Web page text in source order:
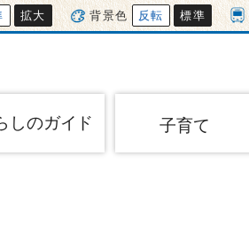
拡大 背景色 反転 標準
しのガイド 子育て